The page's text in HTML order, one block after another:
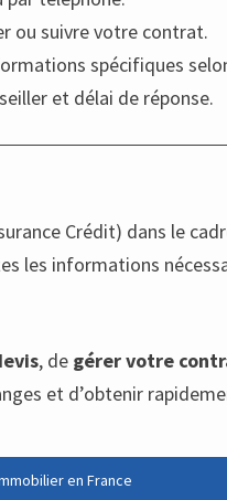
ou suivre votre contrat.
spécifiques
et délai de réponse.
Crédit) dans le
les informations
, de gérer votre
et d’obtenir
en France